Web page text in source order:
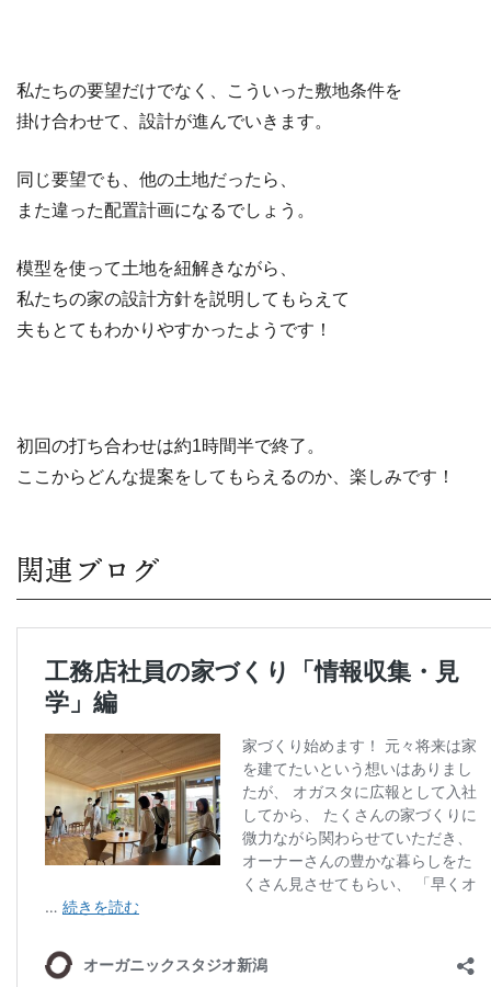
私たちの要望だけでなく、こういった敷地条件を
掛け合わせて、設計が進んでいきます。
同じ要望でも、他の土地だったら、
また違った配置計画になるでしょう。
模型を使って土地を紐解きながら、
私たちの家の設計方針を説明してもらえて
夫もとてもわかりやすかったようです！
初回の打ち合わせは約1時間半で終了。
ここからどんな提案をしてもらえるのか、楽しみです！
関連ブログ